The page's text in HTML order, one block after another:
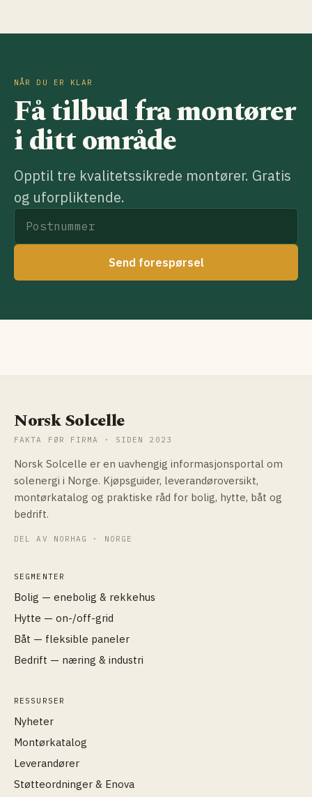
NÅR DU ER KLAR
Få tilbud fra montører
i ditt område
Opptil tre kvalitetssikrede montører. Gratis
og uforpliktende.
Send forespørsel
Norsk Solcelle
FAKTA FØR FIRMA · SIDEN 2023
Norsk Solcelle er en uavhengig informasjonsportal om
solenergi i Norge. Kjøpsguider, leverandøroversikt,
montørkatalog og praktiske råd for bolig, hytte, båt og
bedrift.
DEL AV NORHAG · NORGE
SEGMENTER
Bolig — enebolig & rekkehus
Hytte — on-/off-grid
Båt — fleksible paneler
Bedrift — næring & industri
RESSURSER
Nyheter
Montørkatalog
Leverandører
Støtteordninger & Enova